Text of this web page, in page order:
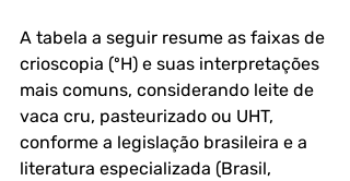
A tabela a seguir resume as faixas de
crioscopia (ºH) e suas interpretações
mais comuns, considerando leite de
vaca cru, pasteurizado ou UHT,
conforme a legislação brasileira e a
literatura especializada (Brasil,